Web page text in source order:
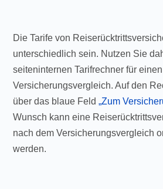
Die Tarife von
unterschiedlich sein. Nutzen Sie
seiteninternen Tarifrechner für einen
Versicherungsvergleich. Auf den
über das blaue Feld„Zum
Wunsch kann eine
nach dem Versicherungsvergleich
werden.